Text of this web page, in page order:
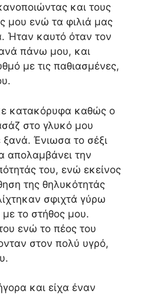
και τους
μου ενώ τα φιλιά μας
Ήταν καυτό όταν τον
πάνω μου, και
με τις παθιασμένες,
κατακόρυφα καθώς ο
στο γλυκό μου
ξανά. Ένιωσα το σέξι
απολαμβάνει την
του, ενώ εκείνος
της θηλυκότητάς
σφιχτά γύρω
το στήθος μου.
ενώ το πέος του
στον πολύ υγρό,
και είχα έναν